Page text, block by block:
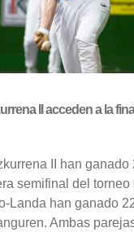
II acceden a la
II han ganado
semifinal del torneo
Landa han ganado
Ambas